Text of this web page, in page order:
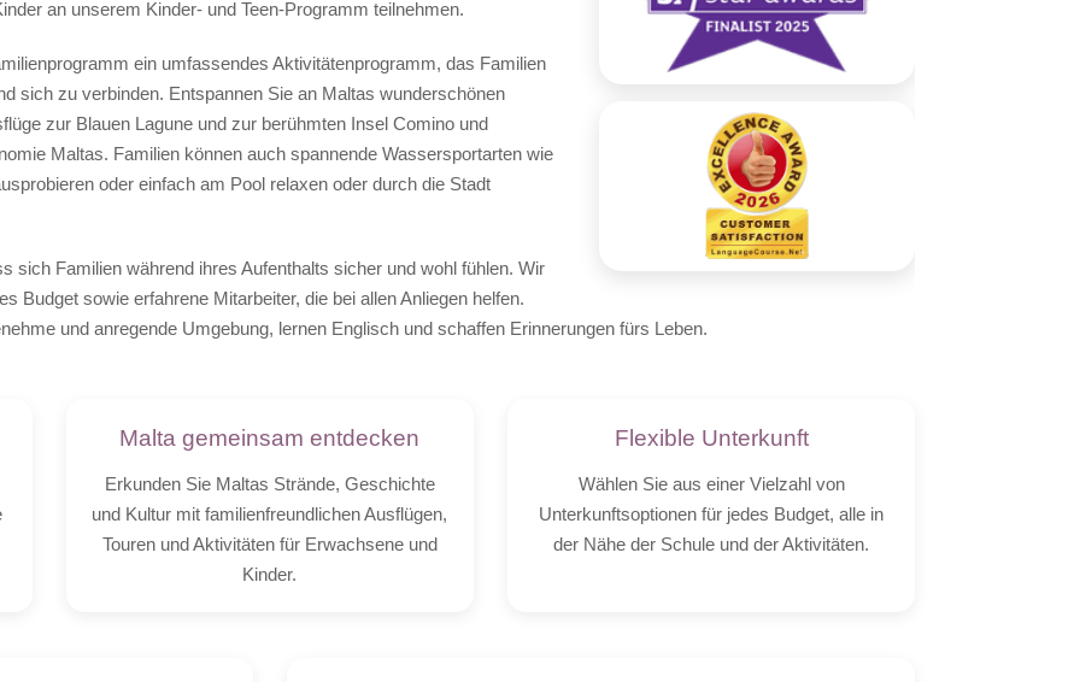
an unserem Kinder- und Teen-Programm teilnehmen.
ein umfassendes Aktivitätenprogramm, das Familien
sich zu verbinden. Entspannen Sie an Maltas wunderschönen
zur Blauen Lagune und zur berühmten Insel Comino und
Maltas. Familien können auch spannende Wassersportarten wie
oder einfach am Pool relaxen oder durch die Stadt
sich Familien während ihres Aufenthalts sicher und wohl fühlen. Wir
Budget sowie erfahrene Mitarbeiter, die bei allen Anliegen helfen.
und anregende Umgebung, lernen Englisch und schaffen Erinnerungen fürs Leben.
Malta gemeinsam entdecken
Erkunden Sie Maltas Strände, Geschichte
und Kultur mit familienfreundlichen Ausflügen,
Touren und Aktivitäten für Erwachsene und
Kinder.
Flexible Unterkunft
Wählen Sie aus einer Vielzahl von
Unterkunftsoptionen für jedes Budget, alle in
der Nähe der Schule und der Aktivitäten.